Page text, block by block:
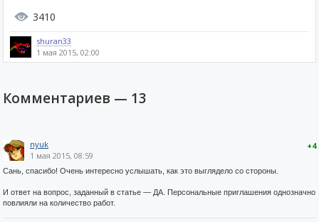
3410
shuran33
1 мая 2015, 02:00
Комментариев — 13
+4
nyuk
1 мая 2015, 08:59
Сань, спасибо! Очень интересно услышать, как это выглядело со стороны.
И ответ на вопрос, заданный в статье — ДА. Персональные приглашения однозначно
повлияли на количество работ.